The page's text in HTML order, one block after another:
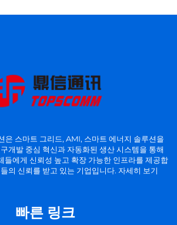
은 스마트 그리드, AMI, 스마트 에너지 솔루션을
개발 중심 혁신과 자동화된 생산 시스템을 통해
들에게 신뢰성 높고 확장 가능한 인프라를 제공합
의 신뢰를 받고 있는 기업입니다. 자세히 보기
빠른 링크